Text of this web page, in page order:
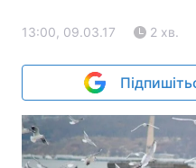
13:00, 09.03.17 2 хв.